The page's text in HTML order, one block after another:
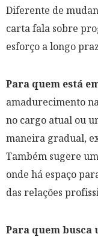
Diferente de
carta fala sobre
esforço a longo
Para quem está
amadurecimento
no cargo atual ou
maneira gradual,
Também sugere
onde há espaço
das relações
Para quem